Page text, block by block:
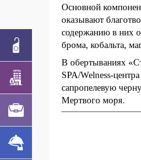
Основной
оказывают
содержанию в них
брома, кобальта,
В обертываниях
SPA/Welness-
сапропелевую
Мертвого моря.